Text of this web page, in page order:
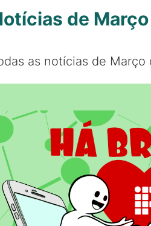
de
as notícias de Março